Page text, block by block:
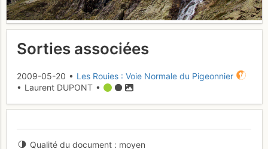
Sorties associées
2009-05-20 • Les Rouies : Voie Normale du Pigeonnier
• Laurent DUPONT •
Qualité du document moyen